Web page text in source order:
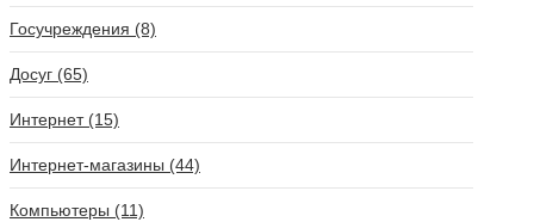
Госучреждения (8)
Досуг (65)
Интернет (15)
Интернет-магазины (44)
Компьютеры (11)